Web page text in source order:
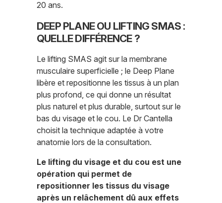
20 ans.
DEEP PLANE OU LIFTING SMAS :
QUELLE DIFFÉRENCE ?
Le lifting SMAS agit sur la membrane
musculaire superficielle ; le Deep Plane
libère et repositionne les tissus à un plan
plus profond, ce qui donne un résultat
plus naturel et plus durable, surtout sur le
bas du visage et le cou. Le Dr Cantella
choisit la technique adaptée à votre
anatomie lors de la consultation.
Le lifting du visage et du cou est une
opération qui permet de
repositionner les tissus du visage
après un relâchement dû aux effets